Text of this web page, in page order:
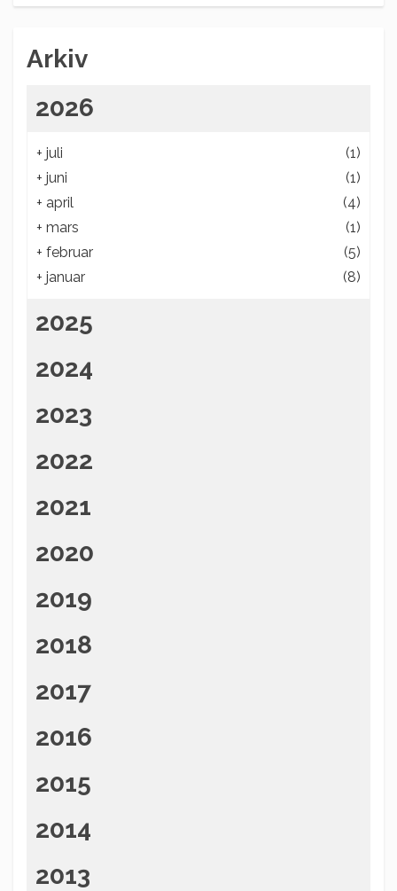
Arkiv
2026
+ juli
(1)
+ juni
(1)
+ april
(4)
+ mars
(1)
+ februar
(5)
+ januar (8)
2025
2024
2023
2022
2021
2020
2019
2018
2017
2016
2015
2014
2013